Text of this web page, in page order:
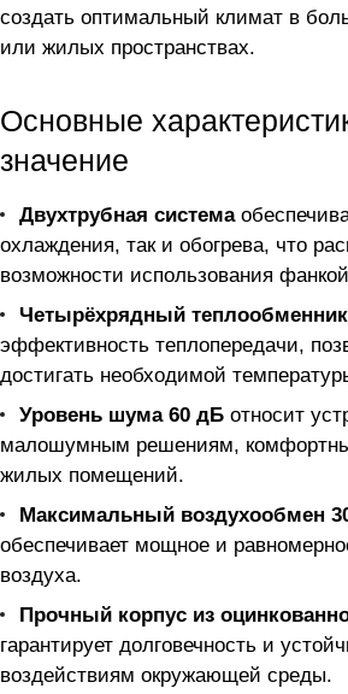
создать оптимальный климат в
или жилых пространствах.
Основные
значение
Двухтрубная система
охлаждения, так и обогрева, что
возможности использования
Четырёхрядный теплообменник
эффективность теплопередачи,
достигать необходимой
Уровень шума 60 дБ относит
малошумным решениям,
жилых помещений.
Максимальный воздухообмен
обеспечивает мощное и
воздуха.
Прочный корпус из
гарантирует долговечность и
воздействиям окружающей среды.